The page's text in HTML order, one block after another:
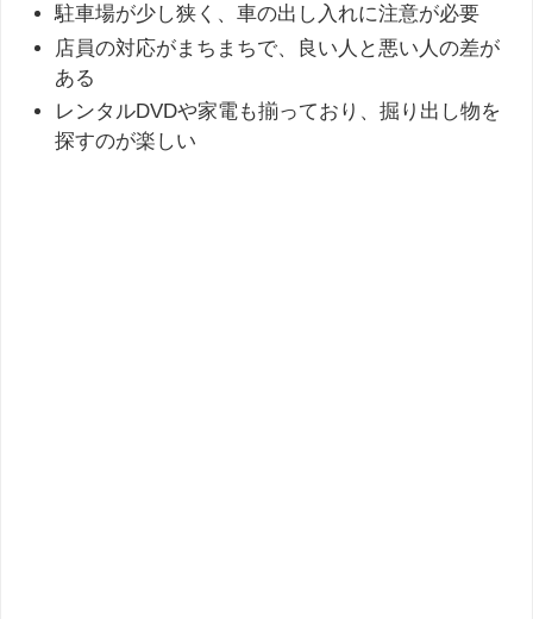
駐車場が少し狭く、車の出し入れに注意が必要
店員の対応がまちまちで、良い人と悪い人の差が
ある
レンタルDVDや家電も揃っており、掘り出し物を
探すのが楽しい